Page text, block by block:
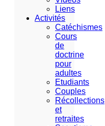
Liens
Activités
Catéchismes
Cours
de
doctrine
pour
adultes
Etudiants
Couples
Récollections
et
retraites